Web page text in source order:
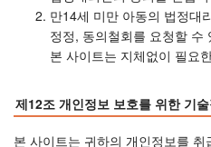
만14세 미만 아동의 법정대
정정, 동의철회를 요청할 수
본 사이트는 지체없이 필요
제12조 개인정보 보호를 위한 기
본 사이트는 귀하의 개인정보를